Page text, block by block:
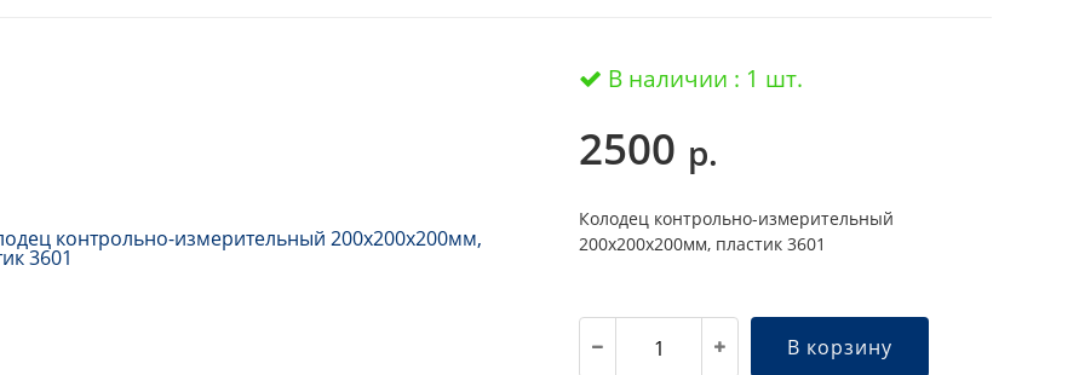
В наличии : 1 шт.
2500 р.
Колодец контрольно-измерительный
200х200х200мм, пластик 3601
В корзину